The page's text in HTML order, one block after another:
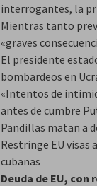
interrogantes, la
Mientras tanto
«graves
El presidente
bombardeos en
«Intentos de
antes de cumbre
Pandillas matan a
Restringe EU
cubanas
Deuda de EU,